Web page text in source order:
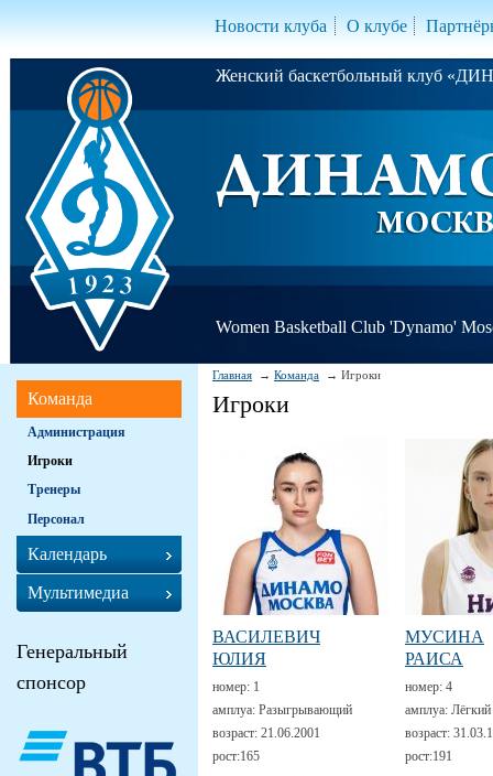
Новости клуба О клубе
Женский баскетбольный клуб
Women Basketball Club 'Dynamo'
Главная Команда Игроки
Игроки
ВАСИЛЕВИЧ
ЮЛИЯ
номер: 1
амплуа: Разыгрывающий
возраст: 21.06.2001
рост:165
МУСИНА
РАИСА
номер: 4
амплуа:
возраст:
рост:191
Команда
Администрация
Игроки
Тренеры
Персонал
Календарь
Мультимедиа
Генеральный
спонсор